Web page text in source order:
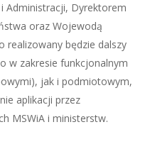
Administracji, Dyrektorem
oraz Wojewodą
realizowany będzie dalszy
w zakresie funkcjonalnym
jak i podmiotowym,
aplikacji przez
MSWiA i ministerstw.